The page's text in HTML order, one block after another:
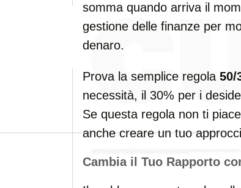
somma quando arriva il
gestione delle finanze per
denaro.
Prova la semplice regola 50/
necessità, il 30% per i
Se questa regola non ti
anche creare un tuo
Cambia il Tuo Rapporto